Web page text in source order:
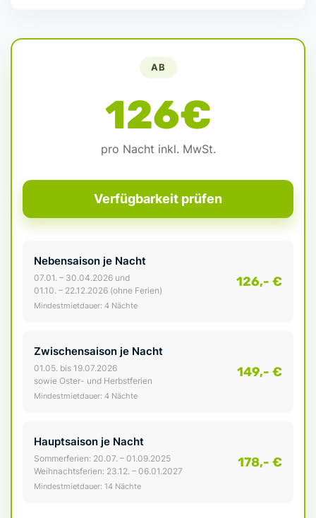
AB
126€
pro Nacht inkl. MwSt.
Verfügbarkeit prüfen
Nebensaison je Nacht
07.01. – 30.04.2026 und
01.10. – 22.12.2026 (ohne Ferien)
Mindestmietdauer: 4 Nächte
126,- €
Zwischensaison je Nacht
01.05. bis 19.07.2026
sowie Oster- und Herbstferien
Mindestmietdauer: 4 Nächte
149,- €
Hauptsaison je Nacht
Sommerferien: 20.07. – 01.09.2025
Weihnachtsferien: 23.12. – 06.01.2027
Mindestmietdauer: 14 Nächte
178,- €